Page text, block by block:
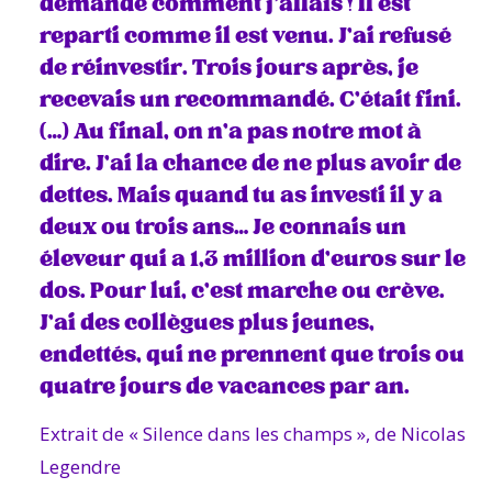
reparti comme il est venu. J’ai refusé
de réinvestir. Trois jours après, je
recevais un recommandé. C’était fini.
(…) Au final, on n’a pas notre mot à
dire. J’ai la chance de ne plus avoir de
dettes. Mais quand tu as investi il y a
deux ou trois ans… Je connais un
éleveur qui a 1,3 million d’euros sur le
dos. Pour lui, c’est marche ou crève.
J’ai des collègues plus jeunes,
endettés, qui ne prennent que trois ou
quatre jours de vacances par an.
Extrait de « Silence dans les champs », de Nicolas
Legendre